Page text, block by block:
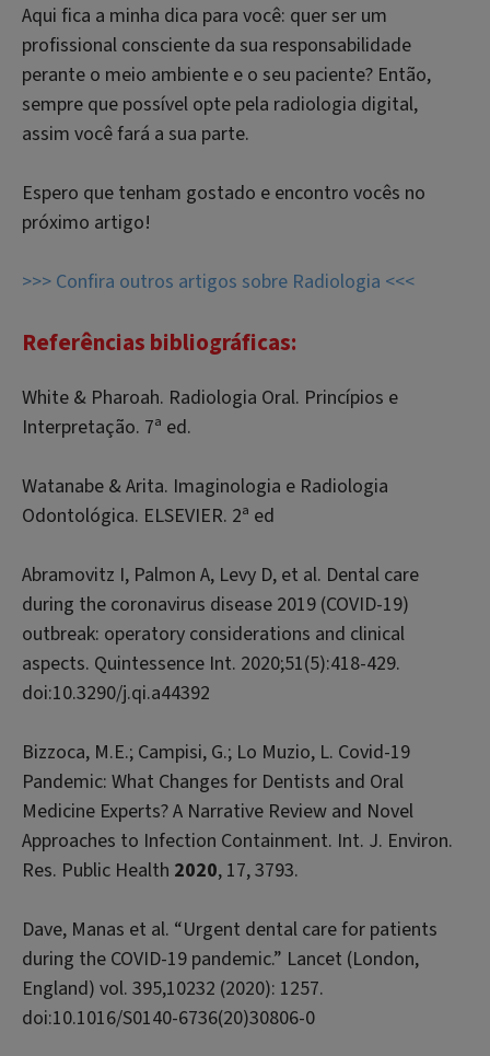
Aqui fica a minha dica para você: quer ser um
profissional consciente da sua responsabilidade
perante o meio ambiente e o seu paciente? Então,
sempre que possível opte pela radiologia digital,
assim você fará a sua parte.
Espero que tenham gostado e encontro vocês no
próximo artigo!
>>> Confira outros artigos sobre Radiologia <<<
Referências bibliográficas:
White & Pharoah. Radiologia Oral. Princípios e
Interpretação. 7ª ed.
Watanabe & Arita. Imaginologia e Radiologia
Odontológica. ELSEVIER. 2ª ed
Abramovitz I, Palmon A, Levy D, et al. Dental care
during the coronavirus disease 2019 (COVID-19)
outbreak: operatory considerations and clinical
aspects. Quintessence Int. 2020;51(5):418-429.
doi:10.3290/j.qi.a44392
Bizzoca, M.E.; Campisi, G.; Lo Muzio, L. Covid-19
Pandemic: What Changes for Dentists and Oral
Medicine Experts? A Narrative Review and Novel
Approaches to Infection Containment. Int. J. Environ.
Res. Public Health 2020, 17, 3793.
Dave, Manas et al. “Urgent dental care for patients
during the COVID-19 pandemic.” Lancet (London,
England) vol. 395,10232 (2020): 1257.
doi:10.1016/S0140-6736(20)30806-0